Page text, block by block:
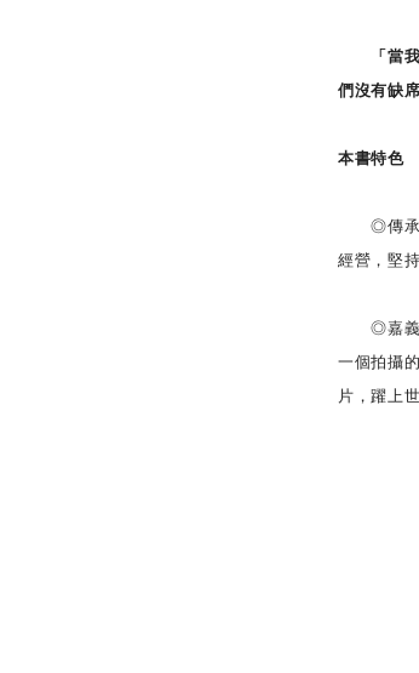
「當我
們沒有缺
本書特色
◎傳承三
經營，堅
◎嘉義的
一個拍攝
片，躍上